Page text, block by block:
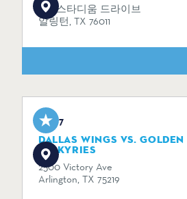
734 스타디움 드라이브
알링턴, TX 76011
Aug 7
DALLAS WINGS VS. GOLDEN
VALKYRIES
2500 Victory Ave
Arlington, TX 75219